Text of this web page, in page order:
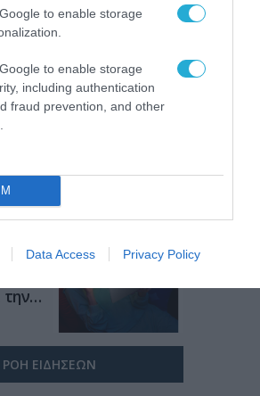
to enable storage
to enable storage
including authentication
fraud prevention, and other
Data Access Privacy Policy
την
ΕΙΔΗΣΕΩΝ